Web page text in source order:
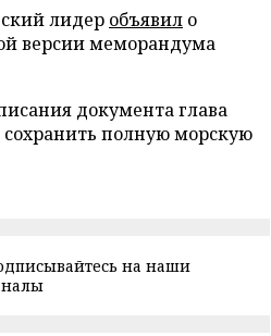
лидер объявил о
версии меморандума
документа глава
сохранить полную морскую
на наши